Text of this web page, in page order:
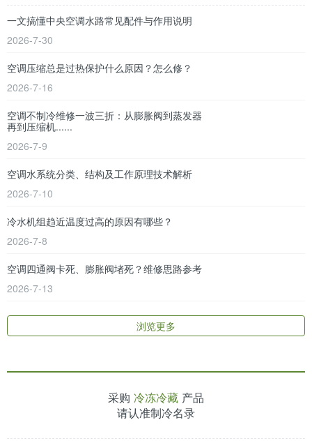
一文搞懂中央空调水路常见配件与作用说明
2026-7-30
空调压缩总是过热保护什么原因？怎么修？
2026-7-16
空调不制冷维修一波三折：从膨胀阀到蒸发器
再到压缩机......
2026-7-9
空调水系统分类、结构及工作原理技术解析
2026-7-10
冷水机组趋近温度过高的原因有哪些？
2026-7-8
空调四通阀卡死、膨胀阀堵死？维修思路参考
2026-7-13
浏览更多
采购 冷冻冷藏 产品
请认准制冷名录